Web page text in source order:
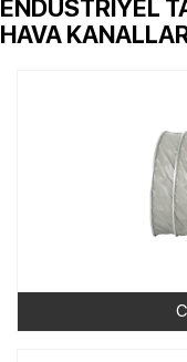
ENDÜSTRİYEL
HAVA